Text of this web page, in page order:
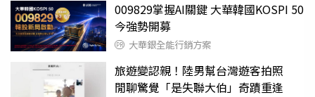
009829掌握AI關鍵 大華韓國KOSPI 50
今強勢開募
大華銀全能行銷方案
旅遊變認親！陸男幫台灣遊客拍照
閒聊驚覺「是失聯大伯」奇蹟重逢